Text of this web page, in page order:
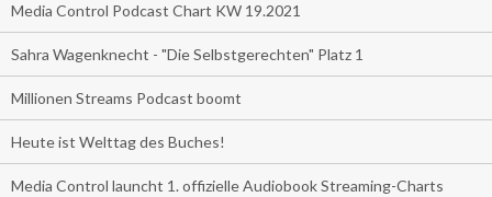
Media Control Podcast Chart KW 19.2021
Sahra Wagenknecht - "Die Selbstgerechten" Platz 1
Millionen Streams Podcast boomt
Heute ist Welttag des Buches!
Media Control launcht 1. offizielle Audiobook Streaming-Charts